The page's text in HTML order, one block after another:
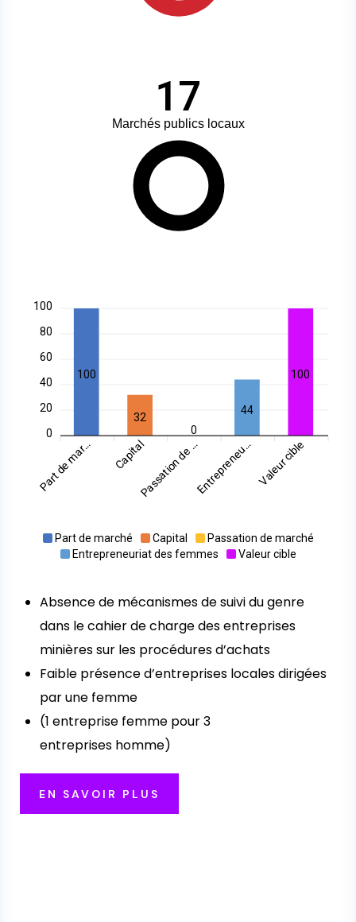
17
Marchés publics locaux
Part de marché Capital
Passation de marché
Entrepreneuriat des femmes
Valeur cible
100
80
60
40
20
0
100
32
0
44
100
Part de mar... CapitalPassation de ...Entrepreneu... Valeur cible
Absence de mécanismes de suivi du genre
dans le cahier de charge des entreprises
minières sur les procédures d’achats
Faible présence d’entreprises locales dirigées
par une femme
(1 entreprise femme pour 3
entreprises homme)
EN SAVOIR PLUS